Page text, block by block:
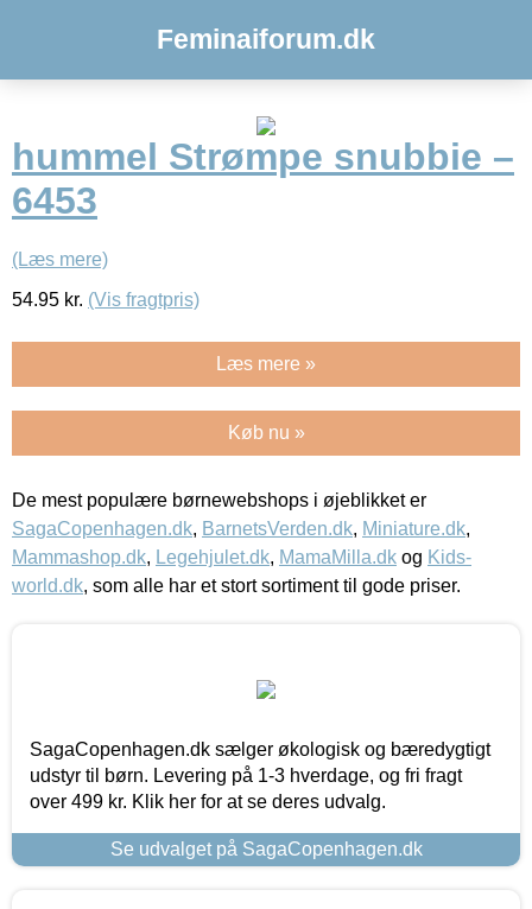
Feminaiforum.dk
hummel Strømpe snubbie –
6453
(Læs mere)
54.95 kr. (Vis fragtpris)
Læs mere »
Køb nu »
De mest populære børnewebshops i øjeblikket er
SagaCopenhagen.dk, BarnetsVerden.dk, Miniature.dk,
Mammashop.dk, Legehjulet.dk, MamaMilla.dk og Kids-
world.dk, som alle har et stort sortiment til gode priser.
SagaCopenhagen.dk sælger økologisk og bæredygtigt
udstyr til børn. Levering på 1-3 hverdage, og fri fragt
over 499 kr. Klik her for at se deres udvalg.
Se udvalget på SagaCopenhagen.dk